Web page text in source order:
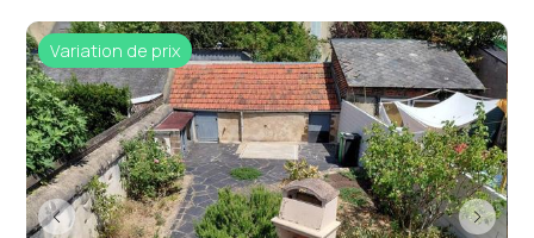
Variation de prix